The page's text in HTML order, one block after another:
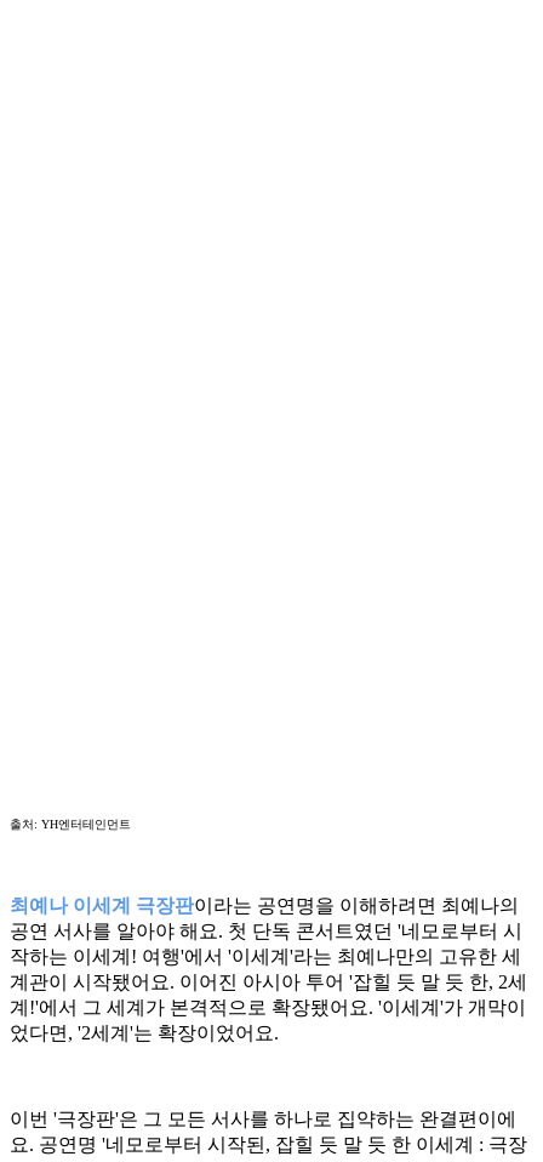
출처: YH엔터테인먼트
최예나 이세계 극장판이라는 공연명을 이해하려면 최예나의
공연 서사를 알아야 해요. 첫 단독 콘서트였던 '네모로부터 시
작하는 이세계! 여행'에서 '이세계'라는 최예나만의 고유한 세
계관이 시작됐어요. 이어진 아시아 투어 '잡힐 듯 말 듯 한, 2세
계!'에서 그 세계가 본격적으로 확장됐어요. '이세계'가 개막이
었다면, '2세계'는 확장이었어요.
이번 '극장판'은 그 모든 서사를 하나로 집약하는 완결편이에
요. 공연명 '네모로부터 시작된, 잡힐 듯 말 듯 한 이세계 : 극장